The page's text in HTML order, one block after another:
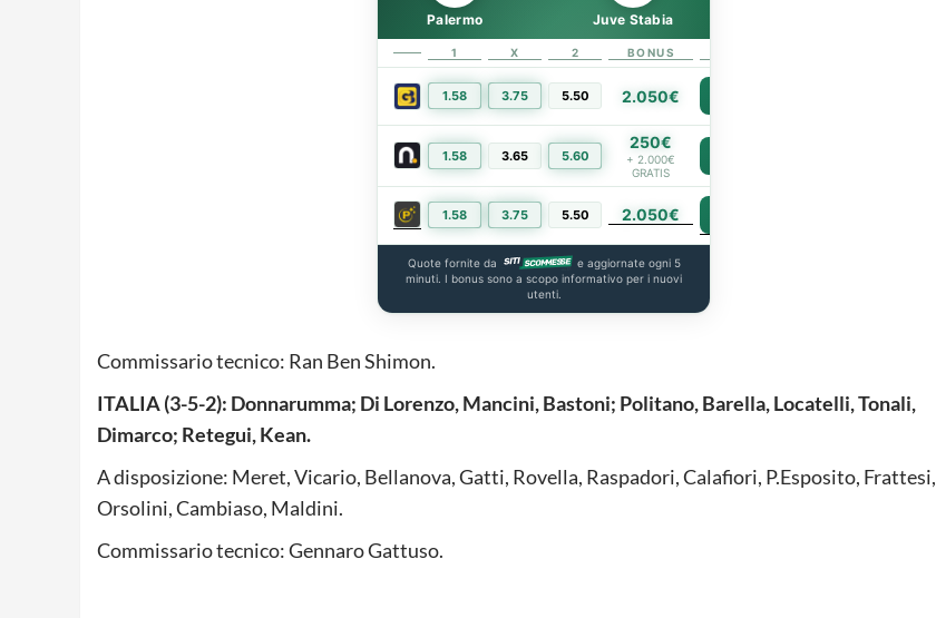
Palermo Juve Stabia
1 X 2 BONUS
1.58 3.75 5.50 2.050€
1.58 3.65 5.60
250€
+ 2.000€
GRATIS
1.58 3.75 5.50 2.050€
Quote fornite da
e aggiornate ogni 5
minuti. I bonus sono a scopo informativo per i nuovi
utenti.
Commissario tecnico: Ran Ben Shimon.
ITALIA (3-5-2): Donnarumma; Di Lorenzo, Mancini, Bastoni; Politano, Barella, Locatelli, Tonali,
Dimarco; Retegui, Kean.
A disposizione: Meret, Vicario, Bellanova, Gatti, Rovella, Raspadori, Calafiori, P.Esposito, Frattesi,
Orsolini, Cambiaso, Maldini.
Commissario tecnico: Gennaro Gattuso.